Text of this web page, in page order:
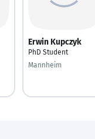
Erwin Kupczyk
PhD Student
Mannheim